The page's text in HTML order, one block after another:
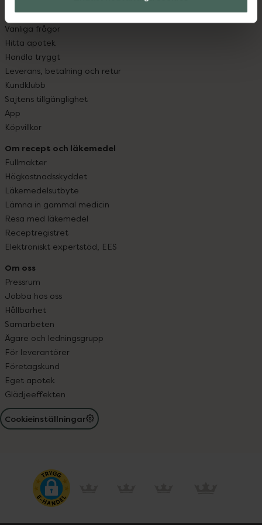
Kontakta oss
Vanliga frågor
Hitta apotek
Handla tryggt
Leverans, betalning och retur
Kundklubb
Sajtens tillgänglighet
App
Köpvillkor
Om recept och läkemedel
Fullmakter
Högkostnadsskyddet
Läkemedelsutbyte
Lämna in gammal medicin
Resa med läkemedel
Receptregistret
Elektroniskt expertstöd, EES
Om oss
Pressrum
Jobba hos oss
Hållbarhet
Samarbeten
Ägare och ledningsgrupp
För leverantörer
Företagskund
Eget apotek
Glädjeeffekten
Cookieinställningar